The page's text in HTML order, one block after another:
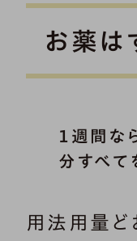
お薬は
１週間な
分すべて
用法用量ど